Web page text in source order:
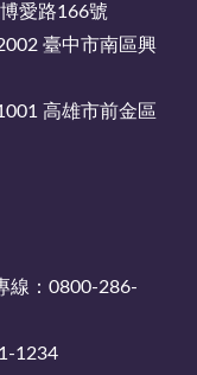
愛路166號
臺中市南區興
高雄市前金區
線：0800-286-
1234